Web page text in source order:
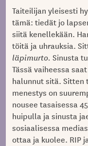
Taiteilijan yleisesti
tämä: tiedät jo
siitä kenellekään.
töitä ja uhrauksia.
läpimurto. Sinusta
Tässä vaiheessa
halunnut sitä. Sitten
menestys on
nousee tasaisessa
huipulla ja sinusta
sosiaalisessa
ottaa ja kuolee. RIP